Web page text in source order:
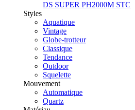
DS SUPER PH2000M STC
Styles
Aquatique
Vintage
Globe-trotteur
Classique
Tendance
Outdoor
Squelette
Mouvement
Automatique
Quartz